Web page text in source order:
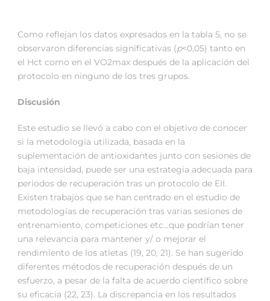
Como reflejan los datos expresados en la tabla 5, no se
observaron diferencias significativas (p<0,05) tanto en
el Hct como en el VO2max después de la aplicación del
protocolo en ninguno de los tres grupos.
Discusión
Este estudio se llevó a cabo con el objetivo de conocer
si la metodología utilizada, basada en la
suplementación de antioxidantes junto con sesiones de
baja intensidad, puede ser una estrategia adecuada para
periodos de recuperación tras un protocolo de EII.
Existen trabajos que se han centrado en el estudio de
metodologías de recuperación tras varias sesiones de
entrenamiento, competiciones etc…que podrían tener
una relevancia para mantener y/ o mejorar el
rendimiento de los atletas (19, 20, 21). Se han sugerido
diferentes métodos de recuperación después de un
esfuerzo, a pesar de la falta de acuerdo científico sobre
su eficacia (22, 23). La discrepancia en los resultados